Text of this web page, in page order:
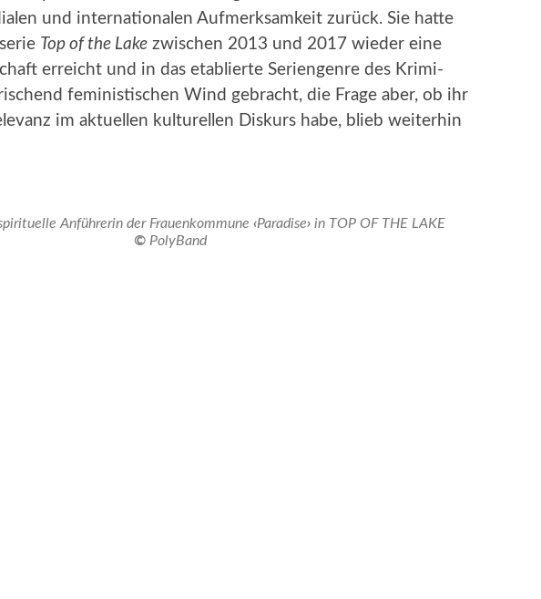
und internationalen Aufmerksamkeit zurück. Sie hatte
Top of the Lake zwischen 2013 und 2017 wieder eine
erreicht und in das etablierte Seriengenre des Krimi-
feministischen Wind gebracht, die Frage aber, ob ihr
im aktuellen kulturellen Diskurs habe, blieb weiterhin
Anführerin der Frauenkommune ‹Paradise›in TOP OF THE LAKE
© PolyBand